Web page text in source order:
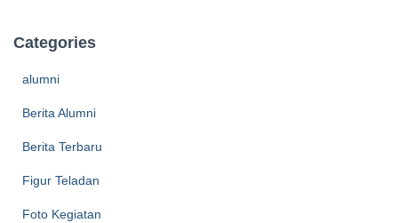
Categories
alumni
Berita Alumni
Berita Terbaru
Figur Teladan
Foto Kegiatan